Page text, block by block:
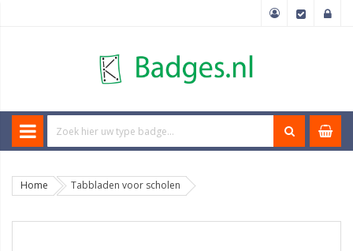
Home Tabbladen voor scholen